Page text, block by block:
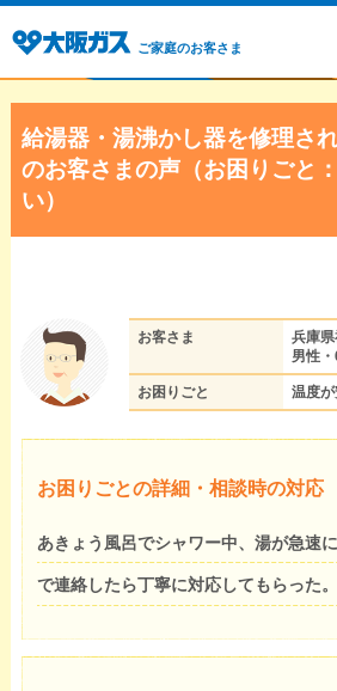
ご家庭のお客さま
給湯器・湯沸かし器を修理さ
のお客さまの声（お困りごと
い）
お客さま
兵庫
男性
お困りごと 温度
お困りごとの詳細・相談時の対応
あきょう風呂でシャワー中、湯が急速
で連絡したら丁寧に対応してもらった。